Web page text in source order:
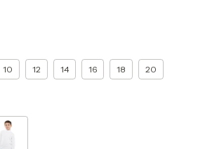
10 12 14 16 18 20